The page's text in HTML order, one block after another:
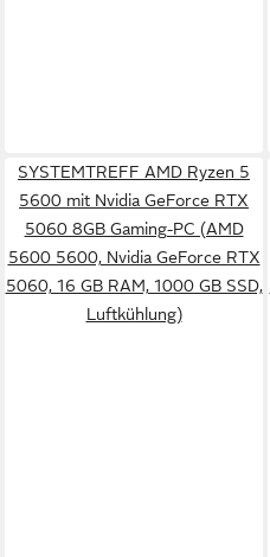
SYSTEMTREFF AMD Ryzen 5
5600 mit Nvidia GeForce RTX
5060 8GB Gaming-PC (AMD
5600 5600, Nvidia GeForce RTX
5060, 16 GB RAM, 1000 GB SSD,
Luftkühlung)